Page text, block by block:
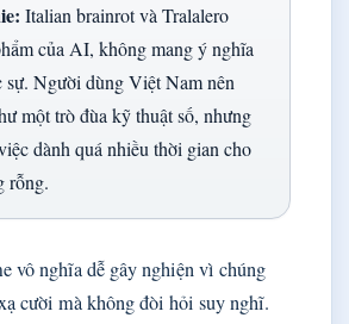
Italian brainrot và Tralalero
của AI, không mang ý nghĩa
sự. Người dùng Việt Nam nên
một trò đùa kỹ thuật số, nhưng
dành quá nhiều thời gian cho
rỗng.
vô nghĩa dễ gây nghiện vì chúng
cười mà không đòi hỏi suy nghĩ.